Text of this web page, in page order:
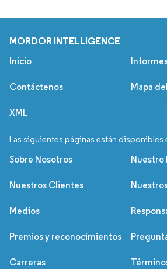
MORDOR INTELLIGENCE
Inicio
Contáctenos Mapa
XML
Las siguientes páginas están disponibles
Sobre Nosotros Nuestro
Nuestros Clientes
Medios
Premios y reconocimientos
Carreras